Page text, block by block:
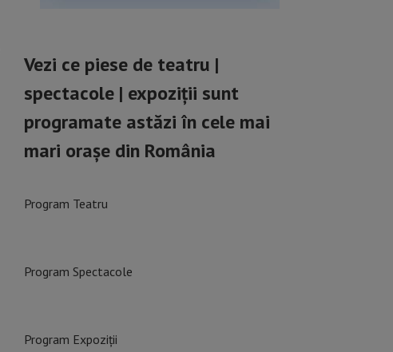
Vezi ce piese de teatru |
spectacole | expoziții sunt
programate astăzi în cele mai
mari orașe din România
Program Teatru
Program Spectacole
Program Expoziții